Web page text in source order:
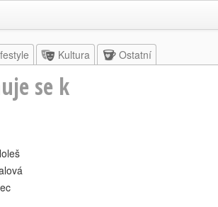
Kultura Ostatní
se k